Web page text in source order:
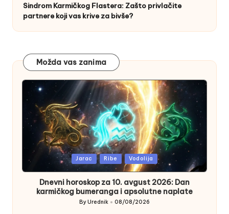
Sindrom Karmičkog Flastera: Zašto privlačite
partnere koji vas krive za bivše?
Možda vas zanima
Jarac Ribe Vodolija
Dnevni horoskop za 10. avgust 2026: Dan
karmičkog bumeranga i apsolutne naplate
Posted
ByUrednik 08/08/2026